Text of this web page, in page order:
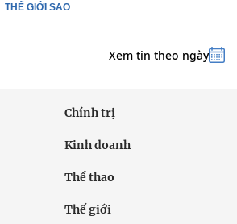
THẾ GIỚI SAO
Xem tin theo ngày
Chính trị
Kinh doanh
Thể thao
Thế giới